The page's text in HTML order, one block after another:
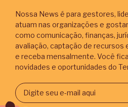
Nossa News é para gestores,
atuam nas organizações e
como comunicação, finanças,
avaliação, captação de recursos
e receba mensalmente. Você
novidades e oportunidades do